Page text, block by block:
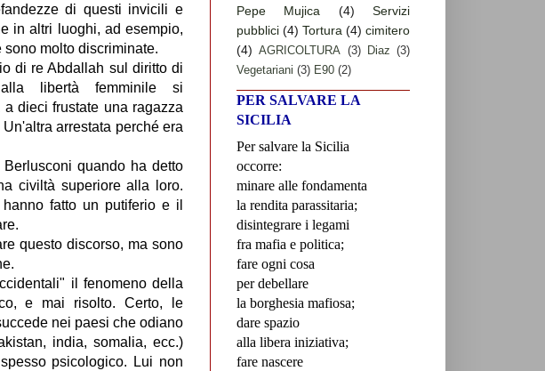
di questi invicili e
in altri luoghi, ad esempio,
molto discriminate.
di re Abdallah sul diritto di
libertà femminile si
dieci frustate una ragazza
arrestata perché era
quando ha detto
civiltà superiore alla loro.
fatto un putiferio e il
questo discorso, ma sono
il fenomeno della
e mai risolto. Certo, le
nei paesi che odiano
india, somalia, ecc.)
psicologico. Lui non
Pepe Mujica
(4)
Servizi
pubblici (4) Tortura (4) cimitero
(4) AGRICOLTURA (3) Diaz (3)
Vegetariani (3) E90 (2)
PER SALVARE LA
SICILIA
Per salvare la Sicilia
occorre:
minare alle fondamenta
la rendita parassitaria;
disintegrare i legami
fra mafia e politica;
fare ogni cosa
per debellare
la borghesia mafiosa;
dare spazio
alla libera iniziativa;
fare nascere